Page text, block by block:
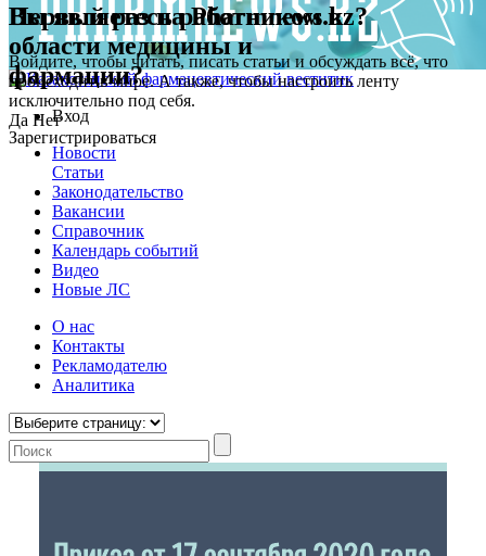
Первый раз на Pharmnews.kz?
Войдите, чтобы читать, писать статьи и обсуждать всё, что
происходит в мире. А также, чтобы настроить ленту
исключительно под себя.
Зарегистрироваться
Вы являетесь работником в
области медицины и
фармации?
Да НетВход
Новости
Статьи
Законодательство
Вакансии
Справочник
Календарь событий
Видео
Новые ЛС
О нас
Контакты
Рекламодателю
Аналитика